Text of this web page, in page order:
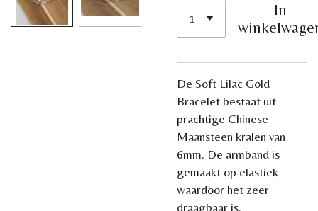
In
De Soft Lilac Gold
Bracelet bestaat uit
prachtige Chinese
Maansteen kralen van
6mm. De armband is
gemaakt op elastiek
waardoor het zeer
draagbaar is.